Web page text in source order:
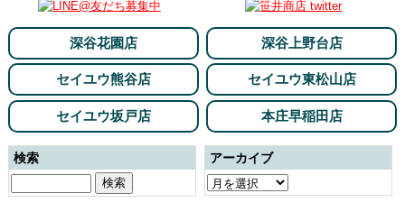
深谷花園店 深谷上野台店
セイユウ熊谷店 セイユウ東松山店
セイユウ坂戸店 本庄早稲田店
検索 アーカイブ